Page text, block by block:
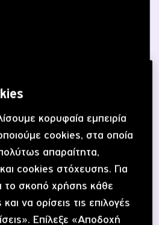
κορυφαία εμπειρία
cookies, στα οποία
απαραίτητα,
cookies στόχευσης. Για
το σκοπό χρήσης κάθε
να ορίσεις τις επιλογές
Επίλεξε «Αποδοχή